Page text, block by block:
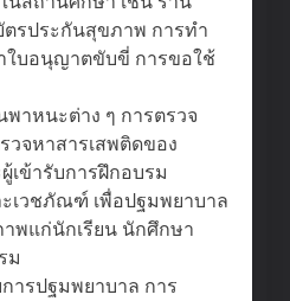
รประกันสุขภาพ การทำ
ใบอนุญาตขับขี่ การขอใช้
าหนะต่าง ๆ การตรวจ
วจหาสารเสพติดของ
เข้ารับการฝึกอบรม
เวชภัณฑ์ เพื่อปฐมพยาบาล
พแก่นักเรียน นักศึกษา
ม
ารปฐมพยาบาล การ